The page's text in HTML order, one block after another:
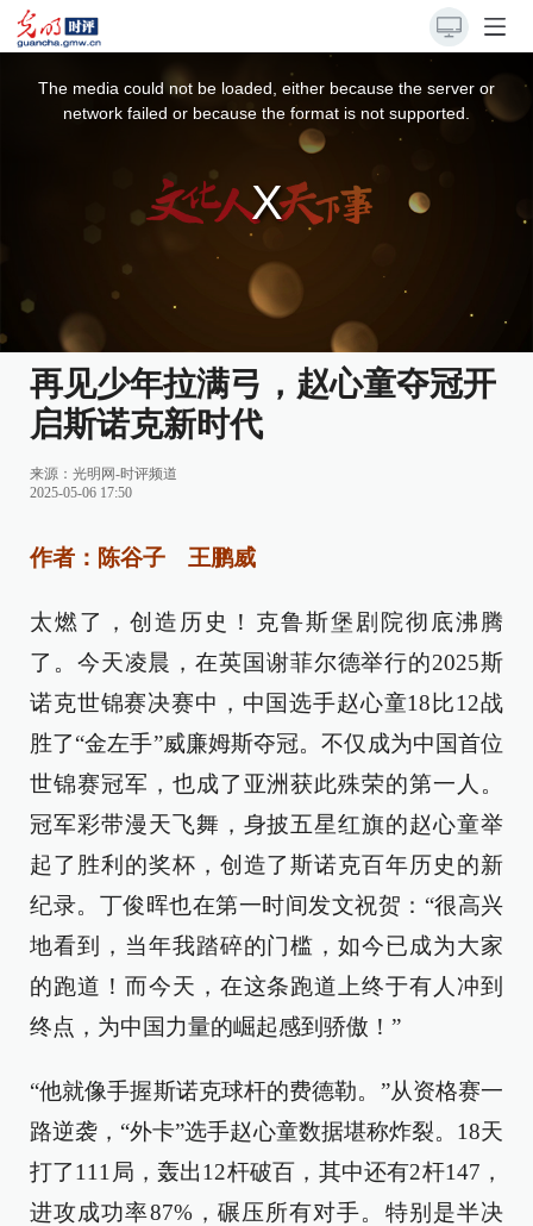
The media could not be loaded, either because the server or
network failed or because the format is not supported.
再见少年拉满弓，赵心童夺冠开
启斯诺克新时代
来源： 光明网-时评频道
2025-05-06 17:50
作者：陈谷子 王鹏威
太燃了，创造历史！克鲁斯堡剧院彻底沸腾
了。今天凌晨，在英国谢菲尔德举行的2025斯
诺克世锦赛决赛中，中国选手赵心童18比12战
胜了“金左手”威廉姆斯夺冠。不仅成为中国首位
世锦赛冠军，也成了亚洲获此殊荣的第一人。
冠军彩带漫天飞舞，身披五星红旗的赵心童举
起了胜利的奖杯，创造了斯诺克百年历史的新
纪录。丁俊晖也在第一时间发文祝贺：“很高兴
地看到，当年我踏碎的门槛，如今已成为大家
的跑道！而今天，在这条跑道上终于有人冲到
终点，为中国力量的崛起感到骄傲！”
“他就像手握斯诺克球杆的费德勒。”从资格赛一
路逆袭，“外卡”选手赵心童数据堪称炸裂。18天
打了111局，轰出12杆破百，其中还有2杆147，
进攻成功率87%，碾压所有对手。特别是半决